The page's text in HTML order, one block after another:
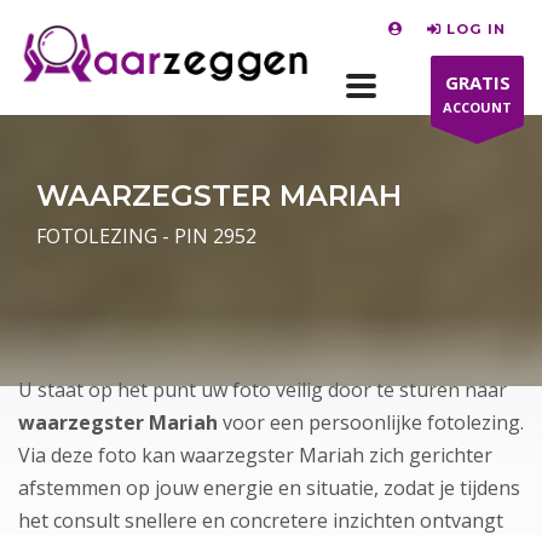
LOG IN
GRATIS
ACCOUNT
WAARZEGSTER MARIAH
FOTOLEZING - PIN 2952
U staat op het punt uw foto veilig door te sturen naar
waarzegster Mariah voor een persoonlijke fotolezing.
Via deze foto kan waarzegster Mariah zich gerichter
afstemmen op jouw energie en situatie, zodat je tijdens
het consult snellere en concretere inzichten ontvangt